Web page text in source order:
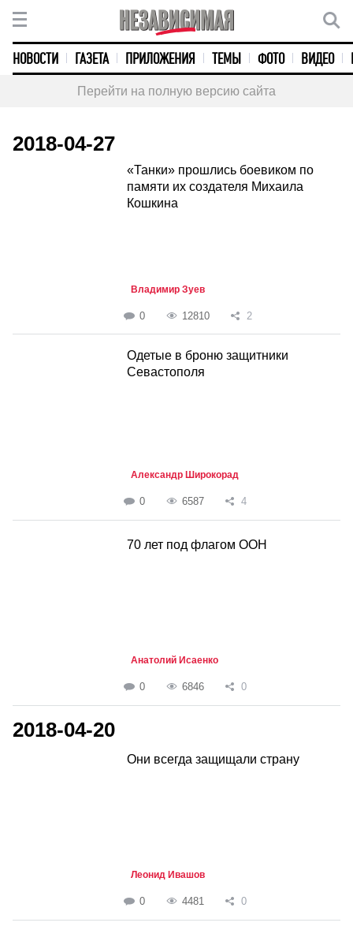
НОВОСТИ ГАЗЕТА ПРИЛОЖЕНИЯ ТЕМЫ ФОТО ВИДЕО
Перейти на полную версию сайта
2018-04-27
«Танки» прошлись боевиком по
памяти их создателя Михаила
Кошкина
Владимир Зуев
0 12810 2
Одетые в броню защитники
Севастополя
Александр Широкорад
0 6587 4
70 лет под флагом ООН
Анатолий Исаенко
0 6846 0
2018-04-20
Они всегда защищали страну
Леонид Ивашов
0 4481 0